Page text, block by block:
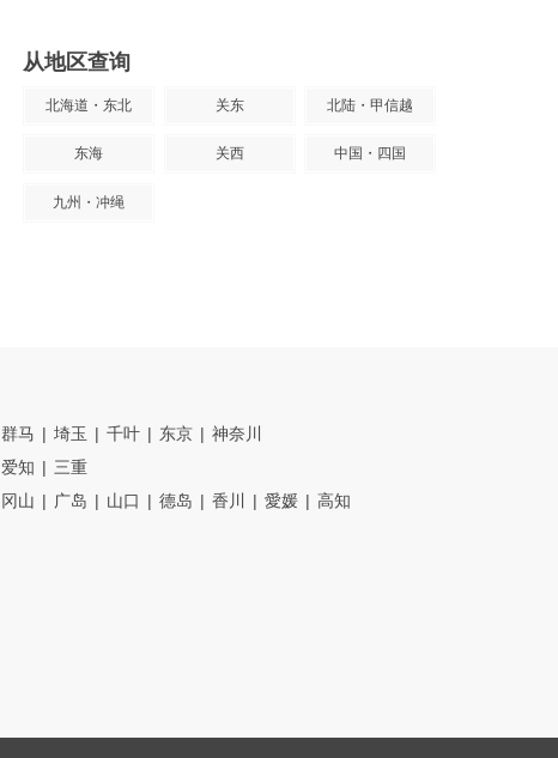
从地区查询
北海道・东北 关东 北陆・甲信越
东海 关西 中国・四国
九州・冲绳
群马 埼玉 千叶 东京
神奈川
爱知
三重
冈山 广岛 山口 德岛 香川 愛媛
高知